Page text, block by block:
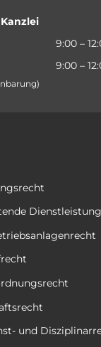
9:00 –
9:00 –
und